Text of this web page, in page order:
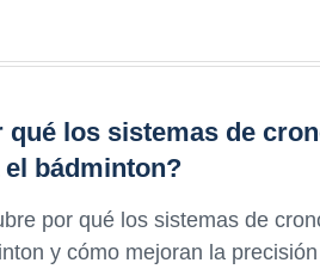
qué los sistemas de
el bádminton?
por qué los sistemas de
y cómo mejoran la